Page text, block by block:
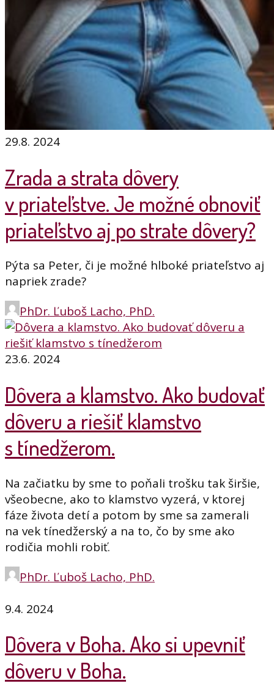
29.8. 2024
Zrada a strata dôvery
v priateľstve. Je možné obnoviť
priateľstvo aj po strate dôvery?
Pýta sa Peter, či je možné hlboké priateľstvo aj
napriek zrade?
PhDr. Ľuboš Lacho, PhD.
23.6. 2024
Dôvera a klamstvo. Ako budovať
dôveru a riešiť klamstvo
s tínedžerom.
Na začiatku by sme to poňali trošku tak širšie,
všeobecne, ako to klamstvo vyzerá, v ktorej
fáze života detí a potom by sme sa zamerali
na vek tínedžerský a na to, čo by sme ako
rodičia mohli robiť.
PhDr. Ľuboš Lacho, PhD.
9.4. 2024
Dôvera v Boha. Ako si upevniť
dôveru v Boha.